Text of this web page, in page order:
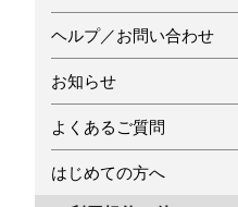
ヘルプ／お問い合わせ
お知らせ
よくあるご質問
はじめての方へ